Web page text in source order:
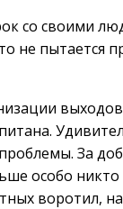
со своими
не пытается
За
особо никто
воротил,